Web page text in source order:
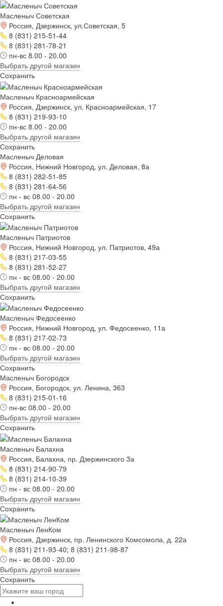
Масленыч Советская
Россия, Дзержинск, ул.Советская, 5
8 (831) 215-51-44
8 (831) 281-78-21
пн-вс 8.00 - 20.00
Выбрать другой магазин
Сохранить
Масленыч Красноармейская
Россия, Дзержинск, ул. Красноармейская, 17
8 (831) 219-93-10
пн-вс 8.00 - 20.00
Выбрать другой магазин
Сохранить
Масленыч Деловая
Россия, Нижний Новгород, ул. Деловая, 8а
8 (831) 282-51-85
8 (831) 281-64-56
пн - вс 08.00 - 20.00
Выбрать другой магазин
Сохранить
Масленыч Патриотов
Россия, Нижний Новгород, ул. Патриотов, 49а
8 (831) 217-03-55
8 (831) 281-52-27
пн - вс 08.00 - 20.00
Выбрать другой магазин
Сохранить
Масленыч Федосеенко
Россия, Нижний Новгород, ул. Федосеенко, 11а
8 (831) 217-02-73
пн - вс 08.00 - 20.00
Выбрать другой магазин
Сохранить
Масленыч Богородск
Россия, Богородск, ул. Ленина, 363
8 (831) 215-01-16
пн-вс 08.00 - 20.00
Выбрать другой магазин
Сохранить
Масленыч Балахна
Россия, Балахна, пр. Дзержинского 3а
8 (831) 214-90-79
8 (831) 214-10-39
пн - вс 08.00 - 20.00
Выбрать другой магазин
Сохранить
Масленыч ЛенКом
Россия, Дзержинск, пр. Ленинского Комсомола, д. 22а
8 (831) 211-93-40; 8 (831) 211-98-87
пн - вс 08.00 - 20.00
Выбрать другой магазин
Сохранить